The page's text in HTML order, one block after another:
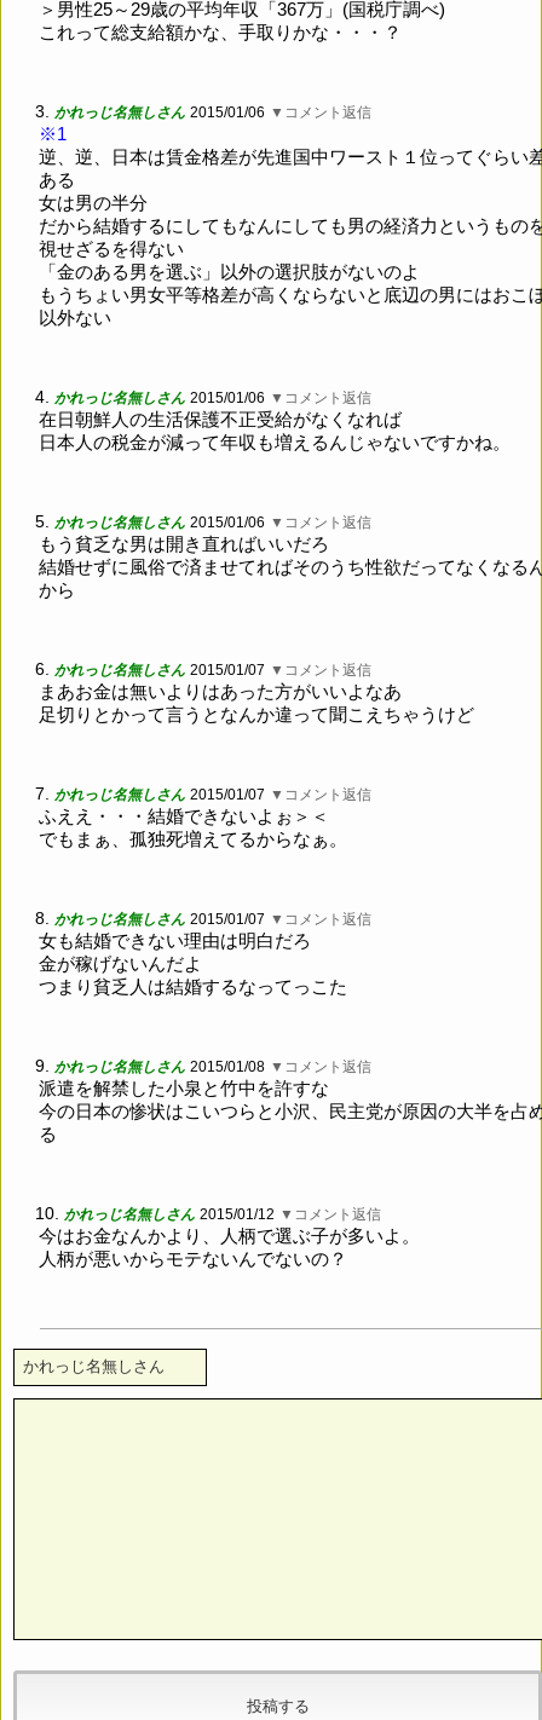
＞男性25～29歳の平均年収「367万」(国税庁調べ)
これって総支給額かな、手取りかな・・・？
3. かれっじ名無しさん 2015/01/06 ▼コメント返信
※1
逆、逆、日本は賃金格差が先進国中ワースト１位ってぐらい
ある
女は男の半分
だから結婚するにしてもなんにしても男の経済力というもの
視せざるを得ない
「金のある男を選ぶ」以外の選択肢がないのよ
もうちょい男女平等格差が高くならないと底辺の男にはおこ
以外ない
4. かれっじ名無しさん 2015/01/06 ▼コメント返信
在日朝鮮人の生活保護不正受給がなくなれば
日本人の税金が減って年収も増えるんじゃないですかね。
5. かれっじ名無しさん 2015/01/06 ▼コメント返信
もう貧乏な男は開き直ればいいだろ
結婚せずに風俗で済ませてればそのうち性欲だってなくなる
から
6. かれっじ名無しさん 2015/01/07 ▼コメント返信
まあお金は無いよりはあった方がいいよなあ
足切りとかって言うとなんか違って聞こえちゃうけど
7. かれっじ名無しさん 2015/01/07 ▼コメント返信
ふええ・・・結婚できないよぉ＞＜
でもまぁ、孤独死増えてるからなぁ。
8. かれっじ名無しさん 2015/01/07 ▼コメント返信
女も結婚できない理由は明白だろ
金が稼げないんだよ
つまり貧乏人は結婚するなってっこた
9. かれっじ名無しさん 2015/01/08 ▼コメント返信
派遣を解禁した小泉と竹中を許すな
今の日本の惨状はこいつらと小沢、民主党が原因の大半を占
る
10. かれっじ名無しさん 2015/01/12 ▼コメント返信
今はお金なんかより、人柄で選ぶ子が多いよ。
人柄が悪いからモテないんでないの？